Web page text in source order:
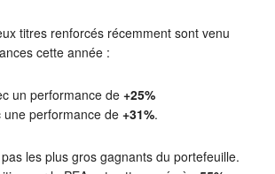
titres renforcés récemment sont venu
cette année :
un performance de +25%
performance de+31%.
les plus gros gagnants du portefeuille.